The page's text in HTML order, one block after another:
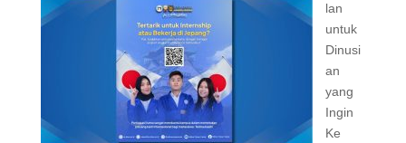
lan
untuk
Dinusi
an
yang
Ingin
Ke